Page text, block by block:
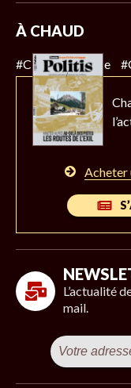
À CHAUD
#Climat #Police
Acheter
L’actualité
mail.